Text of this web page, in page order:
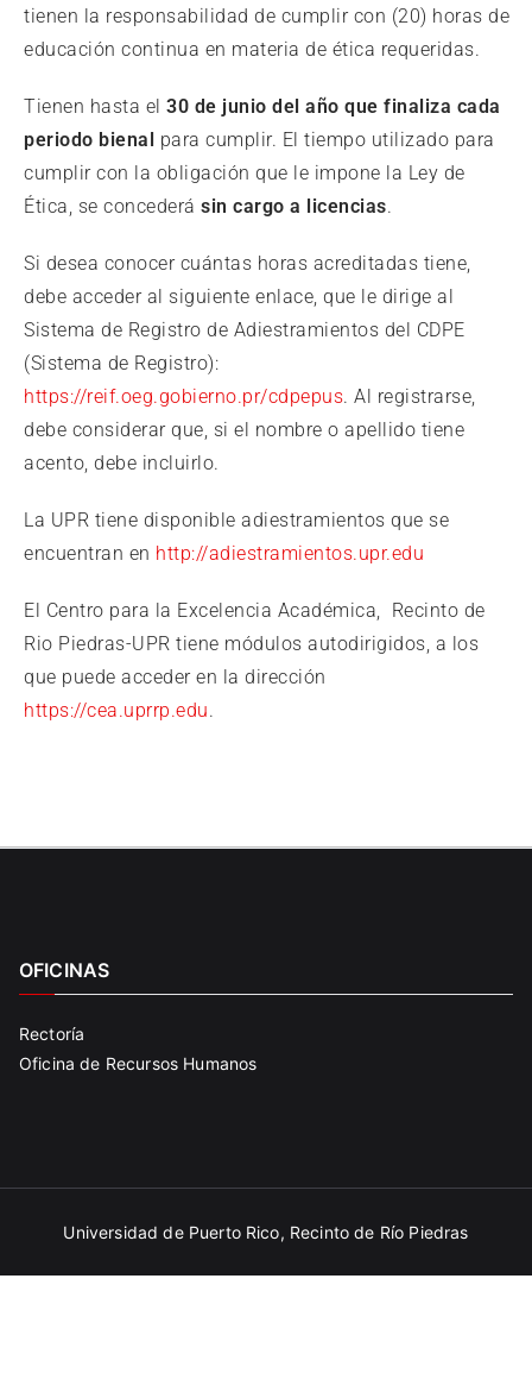
tienen la responsabilidad de cumplir con (20) horas de
educación continua en materia de ética requeridas.
Tienen hasta el 30 de junio del año que finaliza cada
periodo bienal para cumplir. El tiempo utilizado para
cumplir con la obligación que le impone la Ley de
Ética, se concederá sin cargo a licencias.
Si desea conocer cuántas horas acreditadas tiene,
debe acceder al siguiente enlace, que le dirige al
Sistema de Registro de Adiestramientos del CDPE
(Sistema de Registro):
https://reif.oeg.gobierno.pr/cdpepus. Al registrarse,
debe considerar que, si el nombre o apellido tiene
acento, debe incluirlo.
La UPR tiene disponible adiestramientos que se
encuentran en http://adiestramientos.upr.edu
El Centro para la Excelencia Académica, Recinto de
Rio Piedras-UPR tiene módulos autodirigidos, a los
que puede acceder en la dirección
https://cea.uprrp.edu.
OFICINAS
Rectoría
Oficina de Recursos Humanos
Universidad de Puerto Rico, Recinto de Río Piedras